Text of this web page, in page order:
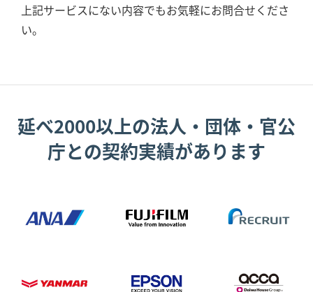
上記サービスにない内容でもお気軽にお問合せくださ
い。
延べ2000以上の法人・団体・官公
庁との契約実績があります